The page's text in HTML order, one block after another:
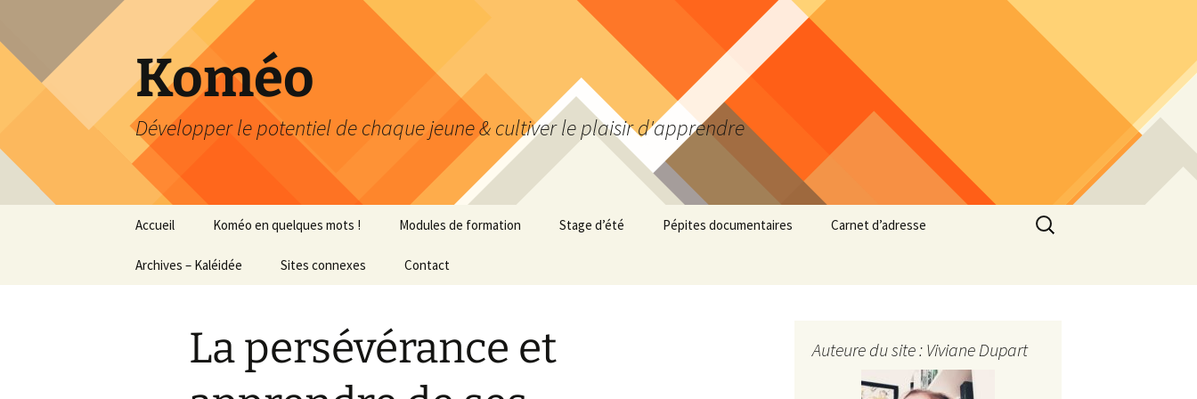
contenu
Koméo
Développer le potentiel de chaque jeune & cultiver le plaisir d'apprendre
Accueil Koméo en quelques mots !
Portrait express
Modules de formation
Infos pratiques
Organisation au top !
Analyse au top !
Stage d’été Pépites documentaires Carnet d’adresse
Archives – Kaléidée
…documentaliste
Classe Octofun – journal
Sites connexes Contact
Rechercher :
La persévérance et
Auteure du site : Viviane Dupart